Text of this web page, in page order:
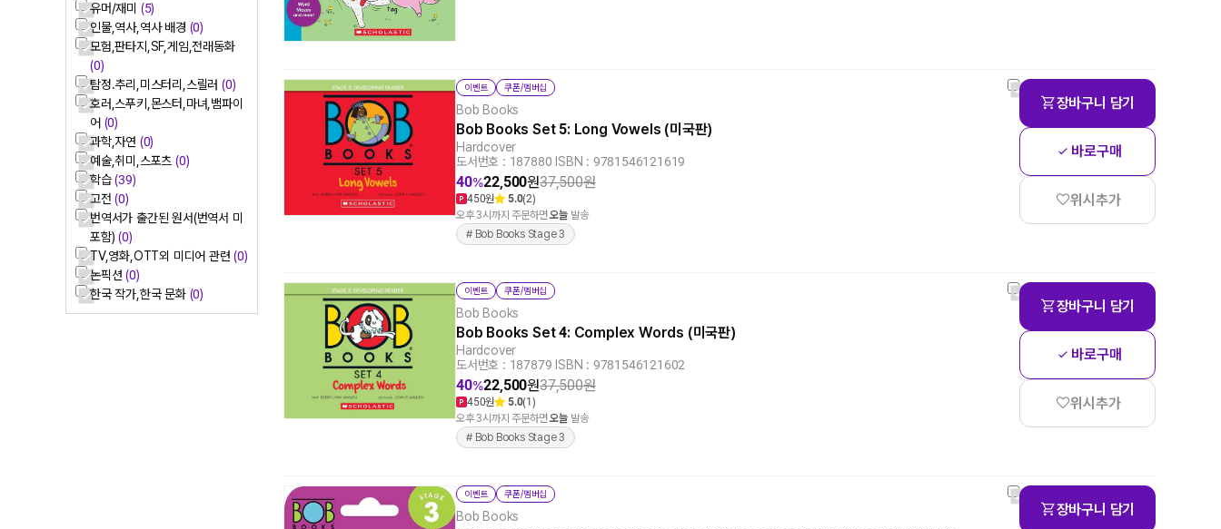
유머/재미 (5)
인물,역사,역사 배경 (0)
모험,판타지,SF,게임,전래동화
(0)
탐정.추리,미스터리,스릴러(0)
호러,스푸키,몬스터,마녀,뱀파이
어 (0)
과학,자연 (0)
예술,취미,스포츠(0)
학습(39)
고전(0)
번역서가 출간된 원서(번역서 미
포함)(0)
TV,영화,OTT외 미디어 관련(0)
논픽션(0)
한국 작가,한국 문화 (0)
이벤트 쿠폰/멤버십
Bob Books
Bob Books Set 5: Long Vowels (미국판)
Hardcover
도서번호 : 187880 ISBN : 9781546121619
40%22,500원37,500원
450원 5.0(2)
오후 3시까지 주문하면오늘 발송
# Bob Books Stage 3
장바구니 담기
바로구매
위시추가
이벤트 쿠폰/멤버십
Bob Books
Bob Books Set 4: Complex Words (미국판)
Hardcover
도서번호 : 187879 ISBN : 9781546121602
40%22,500원37,500원
450원 5.0(1)
오후 3시까지 주문하면오늘 발송
# Bob Books Stage 3
장바구니 담기
바로구매
위시추가
이벤트 쿠폰/멤버십
Bob Books 장바구니 담기